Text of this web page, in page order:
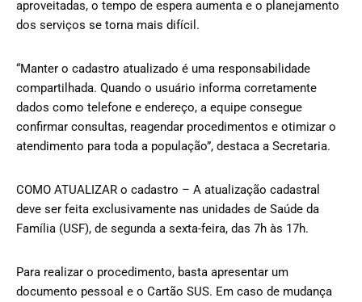
aproveitadas, o tempo de espera aumenta e o planejamento
dos serviços se torna mais difícil.
“Manter o cadastro atualizado é uma responsabilidade
compartilhada. Quando o usuário informa corretamente
dados como telefone e endereço, a equipe consegue
confirmar consultas, reagendar procedimentos e otimizar o
atendimento para toda a população”, destaca a Secretaria.
COMO ATUALIZAR o cadastro – A atualização cadastral
deve ser feita exclusivamente nas unidades de Saúde da
Família (USF), de segunda a sexta-feira, das 7h às 17h.
Para realizar o procedimento, basta apresentar um
documento pessoal e o Cartão SUS. Em caso de mudança